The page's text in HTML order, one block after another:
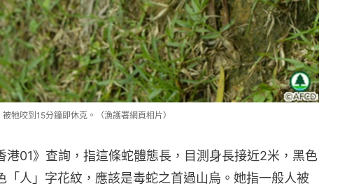
牠咬到15分鐘即休克。（漁護署網頁相片）
港01》查詢，指這條蛇體態長，目測身長接近2米，黑色
「人」字花紋，應該是毒蛇之首過山烏。她指一般人被